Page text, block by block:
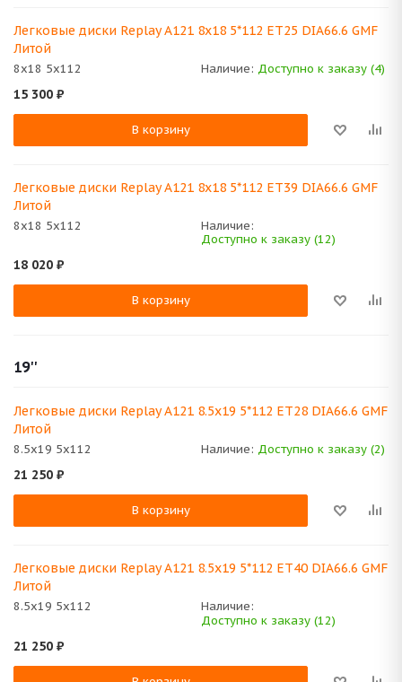
Легковые диски Replay A121 8x18 5*112 ET25 DIA66.6 GMF
Литой
8x18 5x112 Наличие: Доступно к заказу (4)
15 300 ₽
В корзину
Легковые диски Replay A121 8x18 5*112 ET39 DIA66.6 GMF
Литой
8x18 5x112
Наличие:
Доступно к заказу (12)
18 020 ₽
В корзину
19''
Легковые диски Replay A121 8.5x19 5*112 ET28 DIA66.6 GMF
Литой
8.5x19 5x112 Наличие: Доступно к заказу (2)
21 250 ₽
В корзину
Легковые диски Replay A121 8.5x19 5*112 ET40 DIA66.6 GMF
Литой
8.5x19 5x112
Наличие:
Доступно к заказу (12)
21 250 ₽